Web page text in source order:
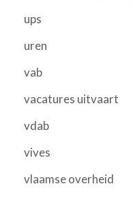
ups
uren
vab
vacatures uitvaart
vdab
vives
vlaamse overheid